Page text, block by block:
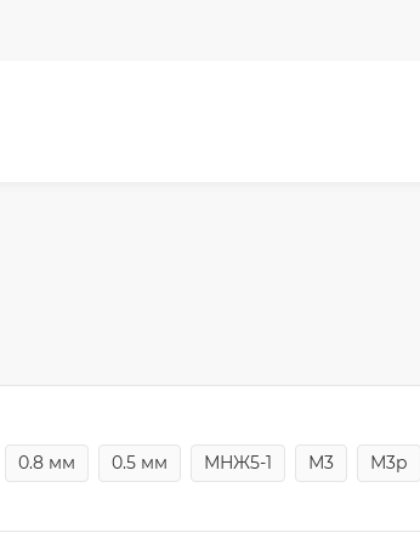
0.8 мм 0.5 мм МНЖ5-1 М3 М3р